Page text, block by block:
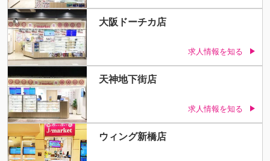
大阪ドーチカ店
求人情報を知る
天神地下街店
求人情報を知る
ウィング新橋店